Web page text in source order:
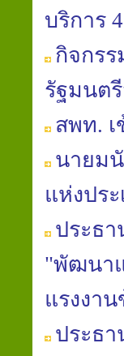
บริการ
กิจกร
รัฐมนต
สพท. เ
นาย​ม
แห่ง​ปร
ประธ
"พัฒนา​แ
แรงงา
ประธ